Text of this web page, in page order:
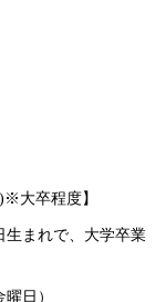
大卒程度】
生まれで、大学卒業
日）